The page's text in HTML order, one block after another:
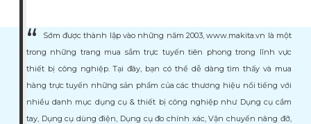
Xuất xứ :
Sớm được thành lập vào những năm 2003, www.makita.vn là một
trong những trang mua sắm trực tuyến tiên phong trong lĩnh vực
thiết bị công nghiệp. Tại đây, bạn có thể dễ dàng tìm thấy và mua
hàng trực tuyến những sản phẩm của các thương hiệu nổi tiếng với
nhiều danh mục dụng cụ & thiết bị công nghiệp như Dụng cụ cầm
tay, Dụng cụ dùng điện, Dụng cụ đo chính xác, Vận chuyển nâng đỡ,